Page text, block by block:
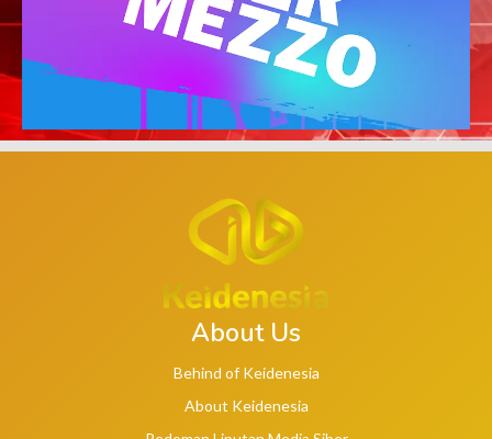
About Us
Behind of Keidenesia
About Keidenesia